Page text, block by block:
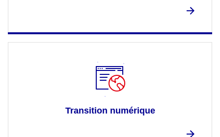
Transition numérique